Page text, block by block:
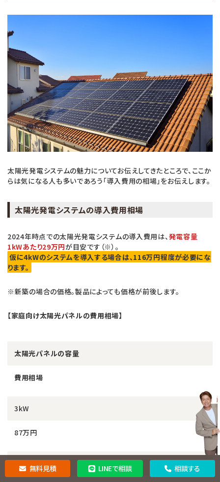
太陽光発電システムの魅力についてお伝えしてきたところで、ここか
らは気になる人も多いであろう「導入費用の相場」をお伝えします。
太陽光発電システムの導入費用相場
2024年時点での太陽光発電システムの導入費用は、 発電容量
1kWあたり29万円が目安です（※）。
仮に4kWのシステムを導入する場合は、116万円程度が必要にな
ります。
※新築の場合の価格。製品によっても価格が前後します。
【家庭向け太陽光パネルの費用相場】
太陽光パネルの容量
費用相場
3kW
87万円
4kW
無料見積 LINEで相談 相談する